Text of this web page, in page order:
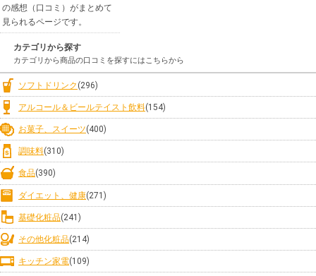
の感想（口コミ）がまとめて
見られるページです。
カテゴリから探す
カテゴリから商品の口コミを探すにはこちらから
ソフトドリンク (296)
アルコール＆ビールテイスト飲料(154)
お菓子、スイーツ(400)
調味料(310)
食品(390)
ダイエット、健康(271)
基礎化粧品(241)
その他化粧品(214)
キッチン家電(109)